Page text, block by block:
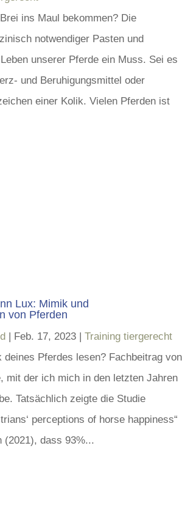
ins Maul bekommen? Die
notwendiger Pasten und
unserer Pferde ein Muss. Sei es
und Beruhigungsmittel oder
einer Kolik. Vielen Pferden ist
Lux: Mimik und
von Pferden
| Feb. 17, 2023 | Training tiergerecht
deines Pferdes lesen? Fachbeitrag von
mit der ich mich in den letzten Jahren
Tatsächlich zeigte die Studie
perceptions of horse happiness“
(2021), dass 93%...